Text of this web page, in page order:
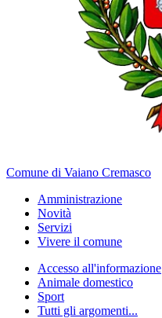
Comune di Vaiano Cremasco
Amministrazione
Novità
Servizi
Vivere il comune
Accesso all'informazione
Animale domestico
Sport
Tutti gli argomenti...